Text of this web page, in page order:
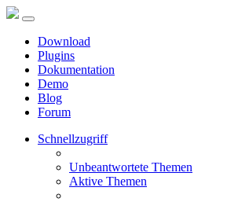
Download
Plugins
Dokumentation
Demo
Blog
Forum
Schnellzugriff
Unbeantwortete Themen
Aktive Themen